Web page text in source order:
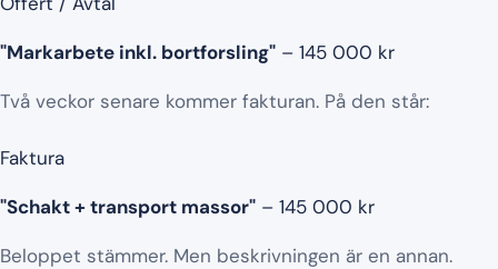
"Markarbete inkl. bortforsling" – 145 000 kr
Två veckor senare kommer fakturan. På den står:
Faktura
"Schakt + transport massor" – 145 000 kr
Beloppet stämmer. Men beskrivningen är en annan.